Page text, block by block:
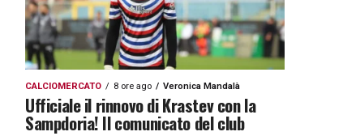
CALCIOMERCATO 8 ore ago Veronica Mandalà
Ufficiale il rinnovo di Krastev con la
Sampdoria! Il comunicato del club